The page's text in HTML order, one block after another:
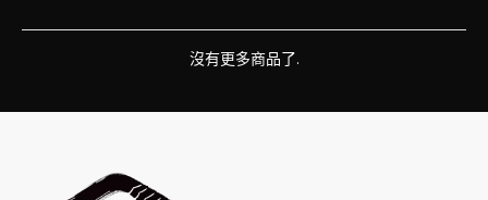
沒有更多商品了.